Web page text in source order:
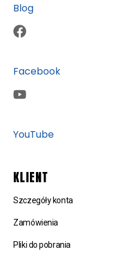
Blog
Facebook
YouTube
KLIENT
Szczegóły konta
Zamówienia
Pliki do pobrania